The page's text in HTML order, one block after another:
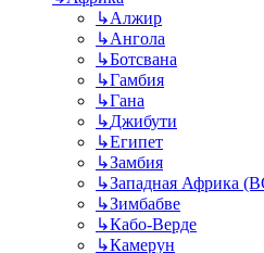
↳Алжир
↳Ангола
↳Ботсвана
↳Гамбия
↳Гана
↳Джибути
↳Египет
↳Замбия
↳Западная Африка
↳Зимбабве
↳Кабо-Верде
↳Камерун